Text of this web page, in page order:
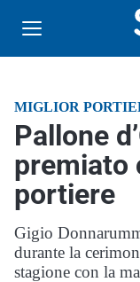
MIGLIOR
Pallone
premiato
portiere
Gigio
durante la
stagione con la